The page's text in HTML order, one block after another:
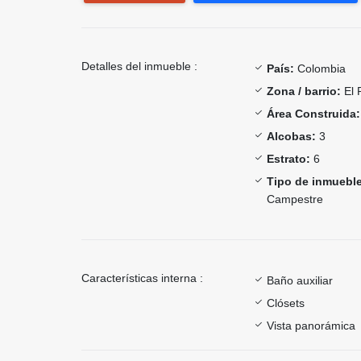
Detalles del inmueble : País: Colombia
Zona / barrio: El
Área Construida:
Alcobas: 3
Estrato: 6
Tipo de
Campestre
Características interna :
Baño auxiliar
Clósets
Vista panorámica